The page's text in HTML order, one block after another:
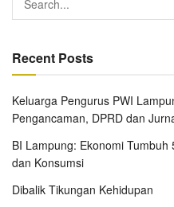
Recent Posts
Keluarga Pengurus PWI
Pengancaman, DPRD dan
BI Lampung: Ekonomi
dan Konsumsi
Dibalik Tikungan Kehidupan